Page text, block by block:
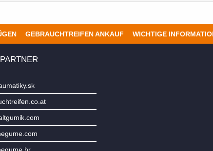
GEBRAUCHTREIFEN ANKAUF WICHTIGE